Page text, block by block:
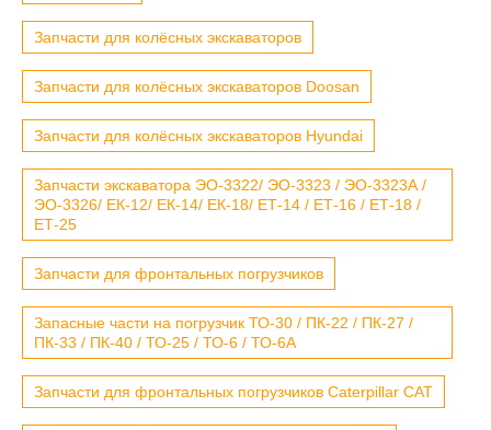
Запчасти для колёсных экскаваторов
Запчасти для колёсных экскаваторов Doosan
Запчасти для колёсных экскаваторов Hyundai
Запчасти экскаватора ЭО-3322/ ЭО-3323 / ЭО-3323А /
ЭО-3326/ ЕК-12/ ЕК-14/ ЕК-18/ ЕТ-14 / ЕТ-16 / ЕТ-18 /
ЕТ-25
Запчасти для фронтальных погрузчиков
Запасные части на погрузчик ТО-30 / ПК-22 / ПК-27 /
ПК-33 / ПК-40 / ТО-25 / ТО-6 / ТО-6А
Запчасти для фронтальных погрузчиков Caterpillar CAT